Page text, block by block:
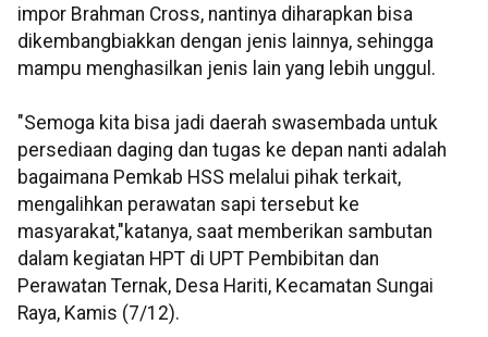
impor Brahman Cross, nantinya diharapkan bisa
dikembangbiakkan dengan jenis lainnya, sehingga
mampu menghasilkan jenis lain yang lebih unggul.
"Semoga kita bisa jadi daerah swasembada untuk
persediaan daging dan tugas ke depan nanti adalah
bagaimana Pemkab HSS melalui pihak terkait,
mengalihkan perawatan sapi tersebut ke
masyarakat,"katanya, saat memberikan sambutan
dalam kegiatan HPT di UPT Pembibitan dan
Perawatan Ternak, Desa Hariti, Kecamatan Sungai
Raya, Kamis (7/12).